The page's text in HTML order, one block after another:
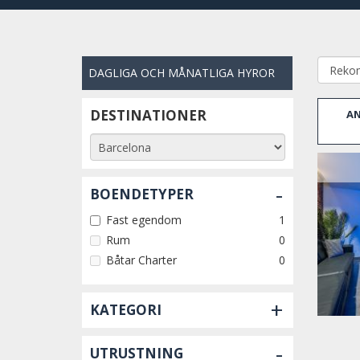
DAGLIGA OCH MÅNATLIGA HYROR
DESTINATIONER
BOENDETYPER -
Fast egendom
1
Rum
0
Båtar Charter
0
KATEGORI +
UTRUSTNING -